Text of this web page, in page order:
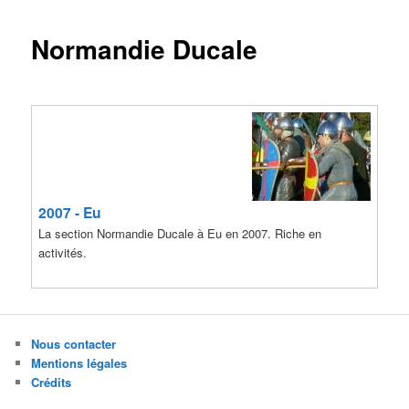
Normandie Ducale
2007 - Eu
La section Normandie Ducale à Eu en 2007. Riche en
activités.
Nous contacter
Mentions légales
Crédits